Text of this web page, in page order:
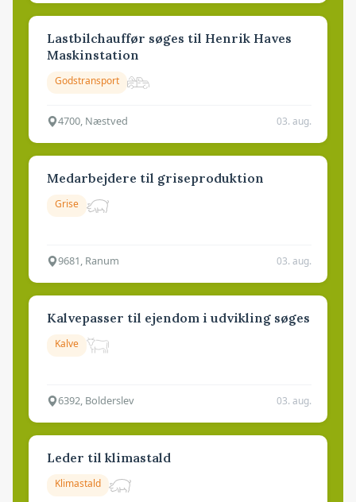
Lastbilchauffør søges til Henrik Haves
Maskinstation
Godstransport
4700, Næstved 03. aug.
Medarbejdere til griseproduktion
Grise
9681, Ranum 03. aug.
Kalvepasser til ejendom i udvikling søges
Kalve
6392, Bolderslev 03. aug.
Leder til klimastald
Klimastald